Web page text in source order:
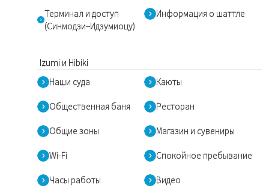
Терминал и доступ
(Синмодзи–Идзумиоцу)
Информация о шаттле
Izumi и Hibiki
Наши суда
Каюты
Общественная баня Ресторан
Общие зоны Магазин и сувениры
Wi-Fi Спокойное пребывание
Часы работы Видео